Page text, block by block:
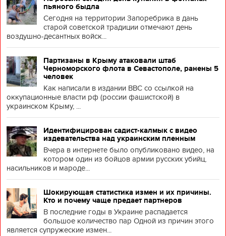
пьяного быдла
Сегодня на территории Запоребрика в дань
старой советской традиции отмечают день
воздушно-десантных войск...
Партизаны в Крыму атаковали штаб
Черноморского флота в Севастополе, ранены 5
человек
Как написали в издании BBC со ссылкой на
оккупационные власти рф (россии фашистской) в
украинском Крыму, ...
Идентифицирован садист-калмык с видео
издевательства над украинским пленным
Вчера в интернете было опубликовано видео, на
котором один из бойцов армии русских убийц,
насильников и мароде...
Шокирующая статистика измен и их причины.
Кто и почему чаще предает партнеров
В последние годы в Украине распадается
большое количество пар Одной из причин этого
является супружеские измен...